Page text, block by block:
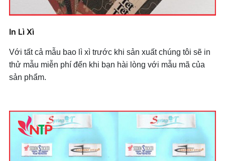
In Lì Xì
Với tất cả mẫu bao lì xì trước khi sản xuất chúng tôi sẽ in
thử mẫu miễn phí đến khi bạn hài lòng với mẫu mã của
sản phẩm.